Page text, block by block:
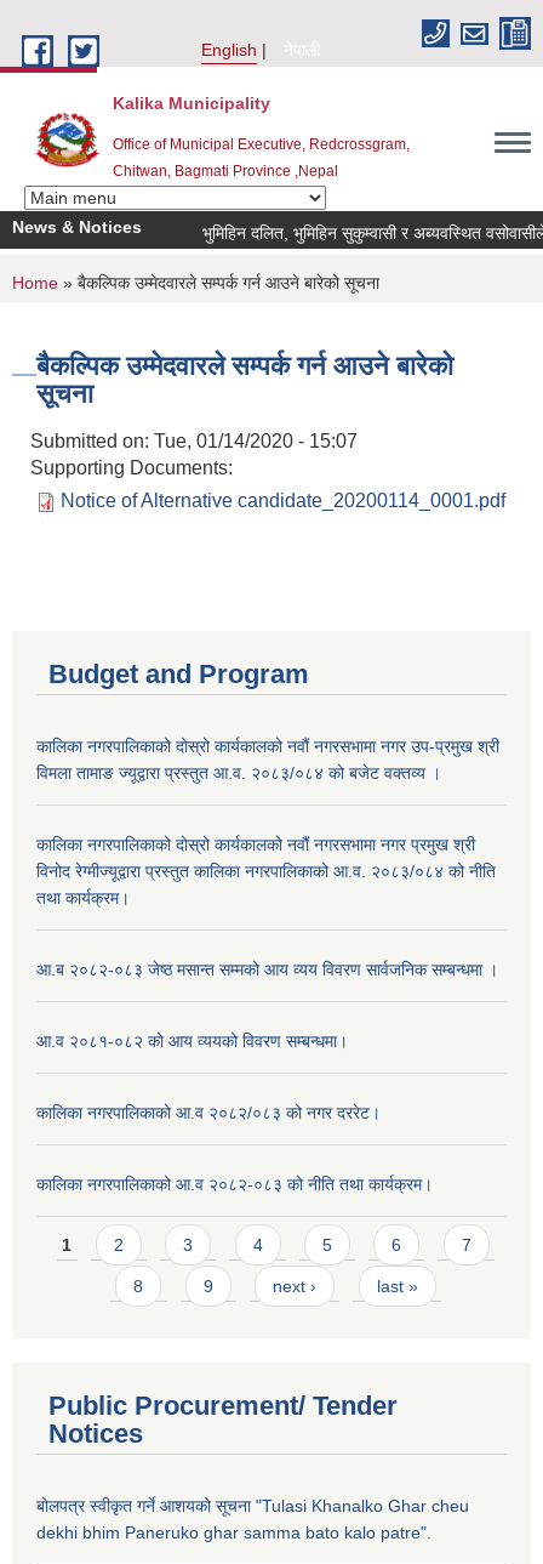
English
नेपाली
Kalika Municipality
Office of Municipal Executive, Redcrossgram,
Chitwan, Bagmati Province ,Nepal
News & Notices भुमिहिन दलित, भुमिहिन सुकुम्वासी र अब्यवस्थित वसोवासीले
You are here
Home » बैकल्पिक उम्मेदवारले सम्पर्क गर्न आउने बारेको सूचना
बैकल्पिक उम्मेदवारले सम्पर्क गर्न आउने बारेको
सूचना
Submitted on: Tue, 01/14/2020 - 15:07
Supporting Documents:
Notice of Alternative candidate_20200114_0001.pdf
Budget and Program
कालिका नगरपालिकाको दोस्रो कार्यकालको नवौं नगरसभामा नगर उप-प्रमुख श्री
विमला तामाङ ज्यूद्वारा प्रस्तुत आ.व. २०८३/०८४ को बजेट वक्तव्य ।
कालिका नगरपालिकाको दोस्रो कार्यकालको नवौं नगरसभामा नगर प्रमुख श्री
विनोद रेग्मीज्यूद्वारा प्रस्तुत कालिका नगरपालिकाको आ.व. २०८३/०८४ को नीति
तथा कार्यक्रम।
आ.ब २०८२-०८३ जेष्ठ मसान्त सम्मको आय व्यय विवरण सार्वजनिक सम्बन्धमा ।
आ.व २०८१-०८२ को आय व्ययको विवरण सम्बन्धमा।
कालिका नगरपालिकाको आ.व २०८२/०८३ को नगर दररेट।
कालिका नगरपालिकाको आ.व २०८२-०८३ को नीति तथा कार्यक्रम।
Pages
1 2 3 4 5 6 7
8 9 next › last »
Public Procurement/ Tender
Notices
बोलपत्र स्वीकृत गर्ने आशयको सूचना "Tulasi Khanalko Ghar cheu
dekhi bhim Paneruko ghar samma bato kalo patre".